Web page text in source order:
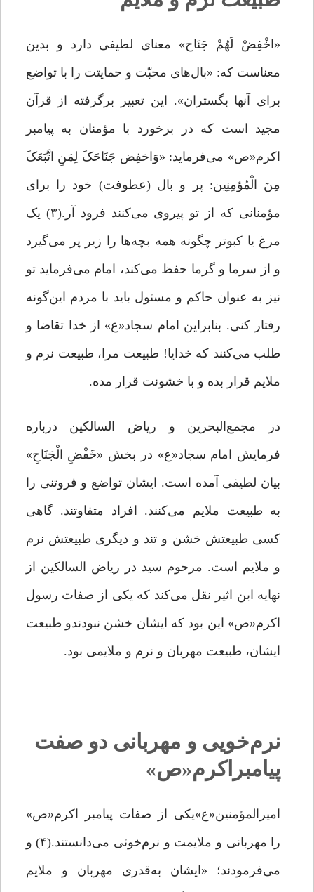
«اخْفِضْ لَهُمْ جَنَاح» معنای لطیفی دارد و بدین
معناست که: «بال‌هاى محبّت و حمایتت را با تواضع
براى آنها بگستران». این تعبیر برگرفته از قرآن
مجید است که در برخورد با مؤمنان به پیامبر
اکرم«ص» مى‌فرماید: «وَاخفِض جَنَاحَکَ لِمَنِ اتَّبَعَکَ
مِنَ الْمُؤمِنِین: پر و بال (عطوفت) خود را براى
مؤمنانى که از تو پیروى مى‌کنند فرود آر.(۳) یک
مرغ یا کبوتر چگونه همه بچه‌ها را زیر پر می‌گیرد
و از سرما و گرما حفظ می‌کند، امام می‌فرماید تو
نیز به عنوان حاکم و مسئول باید با مردم این‌گونه
رفتار کنی. بنابراین امام سجاد«ع» از خدا تقاضا و
طلب می‌کنند که خدایا! طبیعت مرا، طبیعت نرم و
ملایم قرار بده و با خشونت قرار مده.
در مجمع‌البحرین و ریاض السالکین درباره‌
فرمایش امام سجاد«ع» در بخش «خَفْضِ الْجَنَاحِ»
بیان لطیفی آمده است. ایشان تواضع و فروتنی را
به طبیعت ملایم می‌کنند. افراد متفاوتند. گاهی
کسی طبیعتش خشن و تند و دیگری طبیعتش نرم
و ملایم است. مرحوم سید در ریاض السالکین از
نهایه ابن اثیر نقل می‌کند که یکی از صفات رسول
اکرم«ص» این بود که ایشان خشن نبودندو طبیعت
ایشان، طبیعت مهربان و نرم و ملایمی بود.
نرم‌خویی و مهربانی دو صفت
پیامبراکرم«ص»
امیرالمؤمنین«ع»یکی از صفات پیامبر اکرم«ص»
را مهربانی و ملایمت و نرم‌خوئی می‌دانستند.(۴) و
می‌فرمودند؛ «ایشان به‌قدری مهربان و ملایم